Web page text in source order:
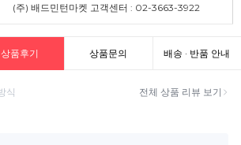
(주) 배드민턴마켓 고객센터 : 02-3663-3922
상품후기 상품문의 배송 · 반품 안내